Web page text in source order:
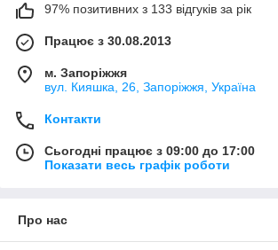
97% позитивних з 133 відгуків за рік
Працює з 30.08.2013
м. Запоріжжя
вул. Кияшка, 26, Запоріжжя, Україна
Контакти
Сьогодні працює з 09:00 до 17:00
Показати весь графік роботи
Про нас